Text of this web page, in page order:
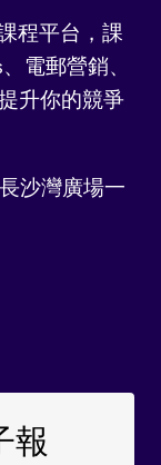
程平台，課
電郵營銷、
升你的競爭
沙灣廣場一
報